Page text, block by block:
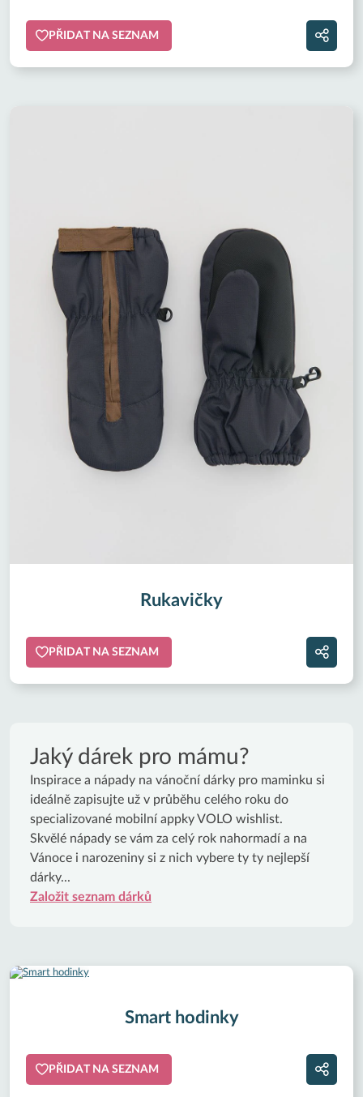
PŘIDAT NA SEZNAM
Rukavičky
PŘIDAT NA SEZNAM
Jaký dárek pro mámu?
Inspirace a nápady na vánoční dárky pro maminku si
ideálně zapisujte už v průběhu celého roku do
specializované mobilní appky VOLO wishlist.
Skvělé nápady se vám za celý rok nahormadí a na
Vánoce i narozeniny si z nich vybere ty ty nejlepší
dárky...
Založit seznam dárků
Smart hodinky
PŘIDAT NA SEZNAM